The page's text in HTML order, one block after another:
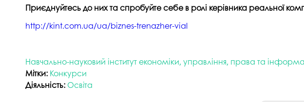
Приєднуйтесь до них та спробуйте себе в ролі керівника реальної
http://kint.com.ua/ua/biznes-trenazher-vial
Навчально-науковий інститут економіки, управління, права та
Мітки: Конкурси
Діяльність: Освіта